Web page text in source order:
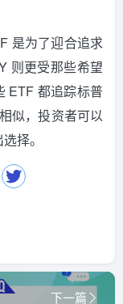
是为了迎合追求
则更受那些希望
ETF 都追踪标普
似，投资者可以
择。
下一篇